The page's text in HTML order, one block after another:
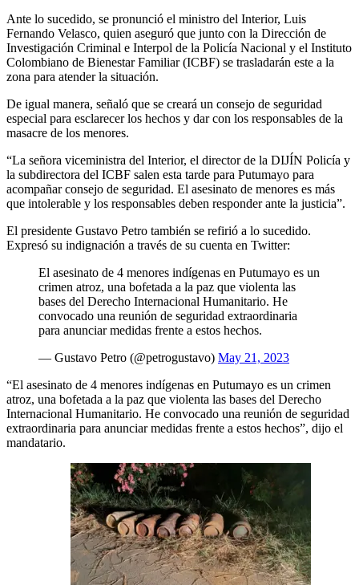
Ante lo sucedido, se pronunció el ministro del Interior, Luis
Fernando Velasco, quien aseguró que junto con la Dirección de
Investigación Criminal e Interpol de la Policía Nacional y el Instituto
Colombiano de Bienestar Familiar (ICBF) se trasladarán este a la
zona para atender la situación.
De igual manera, señaló que se creará un consejo de seguridad
especial para esclarecer los hechos y dar con los responsables de la
masacre de los menores.
“La señora viceministra del Interior, el director de la DIJÍN Policía y
la subdirectora del ICBF salen esta tarde para Putumayo para
acompañar consejo de seguridad. El asesinato de menores es más
que intolerable y los responsables deben responder ante la justicia”.
El presidente Gustavo Petro también se refirió a lo sucedido.
Expresó su indignación a través de su cuenta en Twitter:
El asesinato de 4 menores indígenas en Putumayo es un
crimen atroz, una bofetada a la paz que violenta las
bases del Derecho Internacional Humanitario. He
convocado una reunión de seguridad extraordinaria
para anunciar medidas frente a estos hechos.
— Gustavo Petro (@petrogustavo) May 21, 2023
“El asesinato de 4 menores indígenas en Putumayo es un crimen
atroz, una bofetada a la paz que violenta las bases del Derecho
Internacional Humanitario. He convocado una reunión de seguridad
extraordinaria para anunciar medidas frente a estos hechos”, dijo el
mandatario.